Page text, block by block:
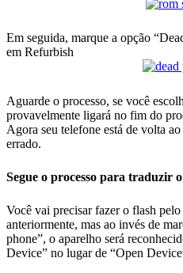
Em seguida, marque a opção
em Refurbish
Aguarde o processo, se você
provavelmente ligará no fim do
Agora seu telefone está de volta
errado.
Segue o processo para traduzir
Você vai precisar fazer o flash
anteriormente, mas ao invés de
phone”, o aparelho será
Device” no lugar de “Open